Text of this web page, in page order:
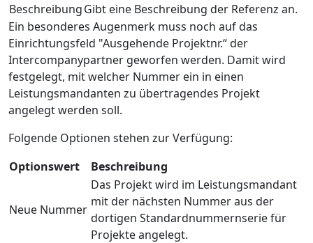
BeschreibungGibt eine Beschreibung der Referenz an.
Ein besonderes Augenmerk muss noch auf das
Einrichtungsfeld "Ausgehende Projektnr.“ der
Intercompanypartner geworfen werden. Damit wird
festgelegt, mit welcher Nummer ein in einen
Leistungsmandanten zu übertragendes Projekt
angelegt werden soll.
Folgende Optionen stehen zur Verfügung:
Optionswert
Beschreibung
Neue Nummer
Das Projekt wird im Leistungsmandant
mit der nächsten Nummer aus der
dortigen Standardnummernserie für
Projekte angelegt.